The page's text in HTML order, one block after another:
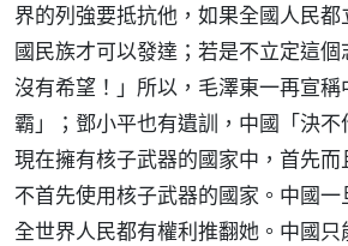
界的列強要抵抗他，如果全國人民
國民族才可以發達；若是不立定這
沒有希望！」所以，毛澤東一再宣
霸」；鄧小平也有遺訓，中國「決
現在擁有核子武器的國家中，首先
不首先使用核子武器的國家。中國一
全世界人民都有權利推翻她。中國